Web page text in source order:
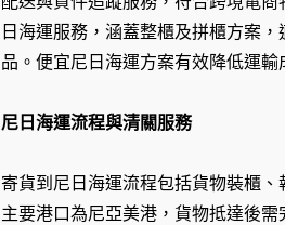
日海運服務，涵蓋整櫃及拼櫃方案
品。便宜尼日海運方案有效降低運輸
尼日海運流程與清關服務
寄貨到尼日海運流程包括貨物裝櫃
主要港口為尼亞美港，貨物抵達後